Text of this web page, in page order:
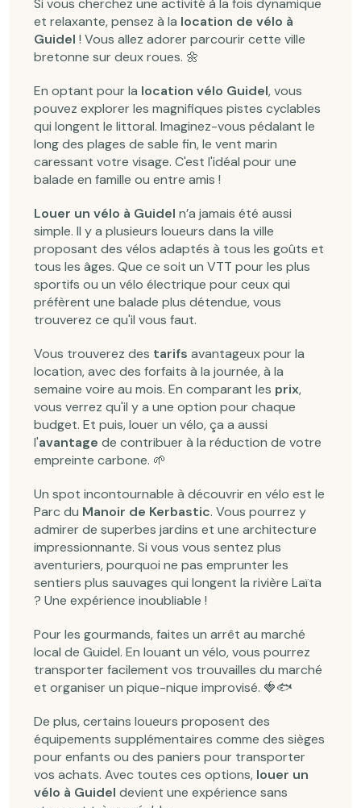
Si vous cherchez une activité à la fois dynamique
et relaxante, pensez à la location de vélo à
Guidel ! Vous allez adorer parcourir cette ville
bretonne sur deux roues. 🌼
En optant pour la location vélo Guidel, vous
pouvez explorer les magnifiques pistes cyclables
qui longent le littoral. Imaginez-vous pédalant le
long des plages de sable fin, le vent marin
caressant votre visage. C'est l'idéal pour une
balade en famille ou entre amis !
Louer un vélo à Guidel n’a jamais été aussi
simple. Il y a plusieurs loueurs dans la ville
proposant des vélos adaptés à tous les goûts et
tous les âges. Que ce soit un VTT pour les plus
sportifs ou un vélo électrique pour ceux qui
préfèrent une balade plus détendue, vous
trouverez ce qu'il vous faut.
Vous trouverez des tarifs avantageux pour la
location, avec des forfaits à la journée, à la
semaine voire au mois. En comparant les prix,
vous verrez qu'il y a une option pour chaque
budget. Et puis, louer un vélo, ça a aussi
l'avantage de contribuer à la réduction de votre
empreinte carbone. 🌱
Un spot incontournable à découvrir en vélo est le
Parc du Manoir de Kerbastic. Vous pourrez y
admirer de superbes jardins et une architecture
impressionnante. Si vous vous sentez plus
aventuriers, pourquoi ne pas emprunter les
sentiers plus sauvages qui longent la rivière Laïta
? Une expérience inoubliable !
Pour les gourmands, faites un arrêt au marché
local de Guidel. En louant un vélo, vous pourrez
transporter facilement vos trouvailles du marché
et organiser un pique-nique improvisé. 🍓🐟
De plus, certains loueurs proposent des
équipements supplémentaires comme des sièges
pour enfants ou des paniers pour transporter
vos achats. Avec toutes ces options, louer un
vélo à Guidel devient une expérience sans